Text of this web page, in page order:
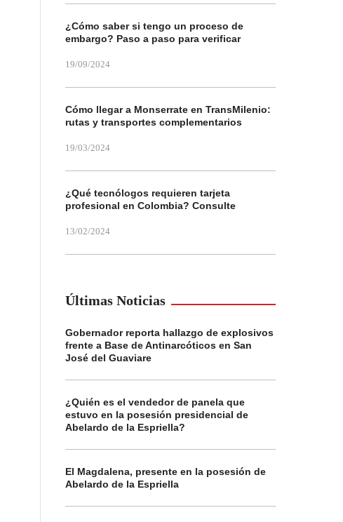
¿Cómo saber si tengo un proceso de
embargo? Paso a paso para verificar
19/09/2024
Cómo llegar a Monserrate en TransMilenio:
rutas y transportes complementarios
19/03/2024
¿Qué tecnólogos requieren tarjeta
profesional en Colombia? Consulte
13/02/2024
Últimas Noticias
Gobernador reporta hallazgo de explosivos
frente a Base de Antinarcóticos en San
José del Guaviare
¿Quién es el vendedor de panela que
estuvo en la posesión presidencial de
Abelardo de la Espriella?
El Magdalena, presente en la posesión de
Abelardo de la Espriella